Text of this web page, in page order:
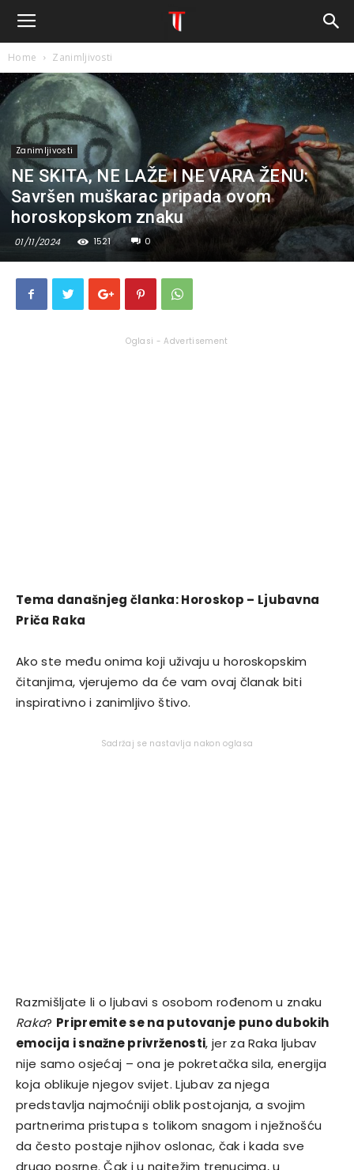
Home Zanimljivosti
Zanimljivosti
NE SKITA, NE LAŽE I NE VARA ŽENU:
Savršen muškarac pripada ovom
horoskopskom znaku
01/11/2024 1521 0
Oglasi - Advertisement
Tema današnjeg članka: Horoskop – Ljubavna
Priča Raka
Ako ste među onima koji uživaju u horoskopskim
čitanjima, vjerujemo da će vam ovaj članak biti
inspirativno i zanimljivo štivo.
Sadržaj se nastavlja nakon oglasa
Razmišljate li o ljubavi s osobom rođenom u znaku
Raka? Pripremite se na putovanje puno dubokih
emocija i snažne privrženosti, jer za Raka ljubav
nije samo osjećaj – ona je pokretačka sila, energija
koja oblikuje njegov svijet. Ljubav za njega
predstavlja najmoćniji oblik postojanja, a svojim
partnerima pristupa s tolikom snagom i nježnošću
da često postaje njihov oslonac, čak i kada sve